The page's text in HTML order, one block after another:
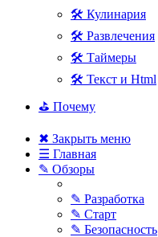
🛠 Кулинария
🛠 Развлечения
🛠 Таймеры
🛠 Текст и Html
⛳ Почему
✖ Закрыть меню
☰ Главная
✎ Обзоры
✎ Разработка
✎ Старт
✎ Безопасность